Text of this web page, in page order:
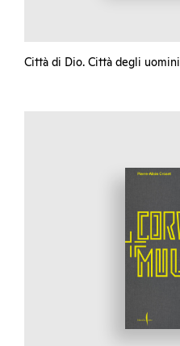
Città di Dio. Città degli uomini